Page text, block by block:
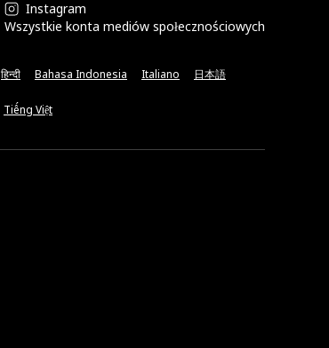
Instagram
Wszystkie konta mediów społecznościowych
हिन्दी Bahasa Indonesia Italiano 日本語
Tiếng Việt